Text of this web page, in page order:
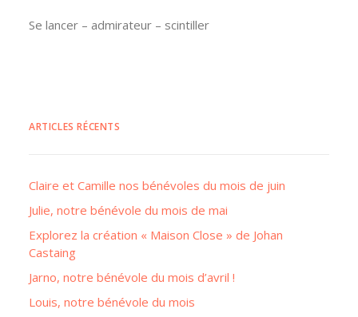
Se lancer – admirateur – scintiller
ARTICLES RÉCENTS
Claire et Camille nos bénévoles du mois de juin
Julie, notre bénévole du mois de mai
Explorez la création « Maison Close » de Johan
Castaing
Jarno, notre bénévole du mois d’avril !
Louis, notre bénévole du mois